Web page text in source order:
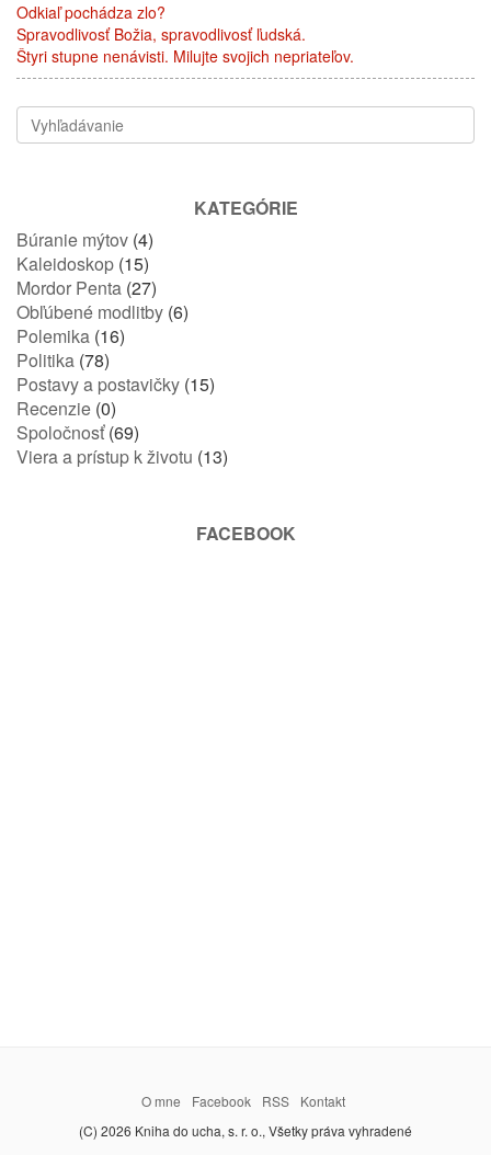
Odkiaľ pochádza zlo?
Spravodlivosť Božia, spravodlivosť ľudská.
Štyri stupne nenávisti. Milujte svojich nepriateľov.
KATEGÓRIE
Búranie mýtov (4)
Kaleidoskop (15)
Mordor Penta (27)
Obľúbené modlitby (6)
Polemika (16)
Politika (78)
Postavy a postavičky (15)
Recenzie (0)
Spoločnosť(69)
Viera a prístup k životu (13)
FACEBOOK
O mne Facebook RSS
Kontakt
(C) 2026 Kniha do ucha, s. r. o., Všetky práva vyhradené